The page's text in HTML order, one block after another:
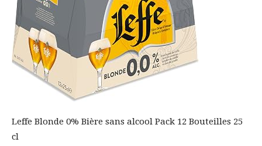
Leffe Blonde 0% Bière sans alcool Pack 12 Bouteilles 25
cl